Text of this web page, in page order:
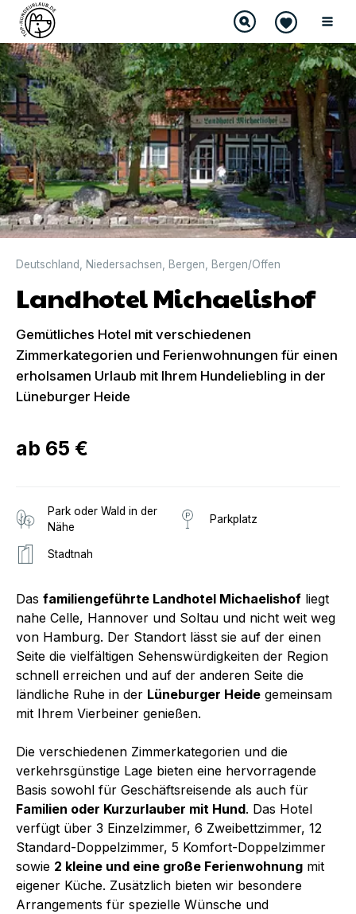
Deutschland Niedersachsen Bergen Bergen/Offen
Landhotel Michaelishof
Gemütliches Hotel mit verschiedenen
Zimmerkategorien und Ferienwohnungen für einen
erholsamen Urlaub mit Ihrem Hundeliebling in der
Lüneburger Heide
ab 65 €
Park oder Wald in der
Nähe
Parkplatz
Stadtnah
Das familiengeführte Landhotel Michaelishof liegt
nahe Celle, Hannover und Soltau und nicht weit weg
von Hamburg. Der Standort lässt sie auf der einen
Seite die vielfältigen Sehenswürdigkeiten der Region
schnell erreichen und auf der anderen Seite die
ländliche Ruhe in der Lüneburger Heide gemeinsam
mit Ihrem Vierbeiner genießen.
Die verschiedenen Zimmerkategorien und die
verkehrsgünstige Lage bieten eine hervorragende
Basis sowohl für Geschäftsreisende als auch für
Familien oder Kurzurlauber mit Hund. Das Hotel
verfügt über 3 Einzelzimmer, 6 Zweibettzimmer, 12
Standard-Doppelzimmer, 5 Komfort-Doppelzimmer
sowie 2 kleine und eine große Ferienwohnung mit
eigener Küche. Zusätzlich bieten wir besondere
Arrangements für spezielle Wünsche und